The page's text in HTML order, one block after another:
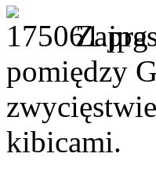
pomiędzy
kibicami.